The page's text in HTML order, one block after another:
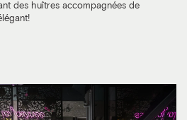
des huîtres accompagnées de